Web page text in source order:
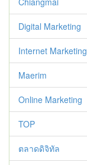
Digital Marketing
Internet Marketing
Maerim
Online Marketing
TOP
ตลาดดิจิทัล